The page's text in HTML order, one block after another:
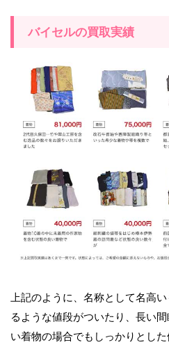
バイセルの買取実績
上記のように、名称として名高
るような値段がついたり、長い
い着物の場合でもしっかりとした